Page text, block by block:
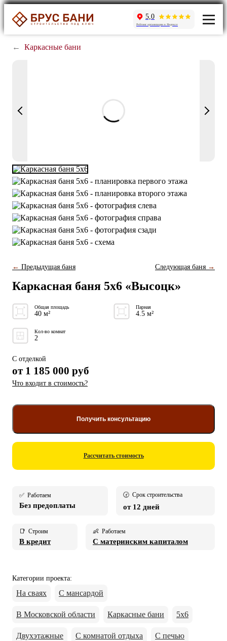
5,0
Рейтинг организации в Яндексе
← Каркасные бани
← Предыдущая баня Следующая баня →
Каркасная баня 5x6 «Высоцк»
Общая площадь
40 м²
Парная
4.5 м²
Кол-во комнат
2
С отделкой
от 1 185 000 руб
Что входит в стоимость?
Получить консультацию
Рассчитать стоимость
✅ Работаем
Без предоплаты
🕝 Срок строительства
от 12 дней
📑 Строим
В кредит
👶 Работаем
С материнским капиталом
Категории проекта:
На сваях С мансардой
В Московской области Каркасные бани 5х6
Двухэтажные С комнатой отдыха С печью